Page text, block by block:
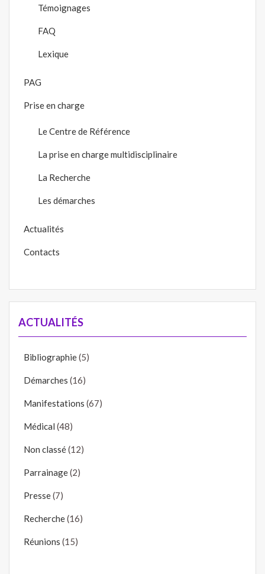
Témoignages
FAQ
Lexique
PAG
Prise en charge
Le Centre de Référence
La prise en charge multidisciplinaire
La Recherche
Les démarches
Actualités
Contacts
ACTUALITÉS
Bibliographie(5)
Démarches (16)
Manifestations (67)
Médical (48)
Non classé(12)
Parrainage(2)
Presse(7)
Recherche(16)
Réunions (15)